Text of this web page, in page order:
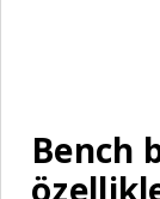
Bench